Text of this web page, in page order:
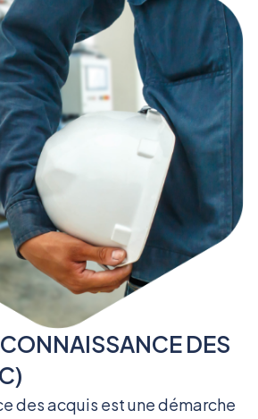
DES
des acquis est une démarche